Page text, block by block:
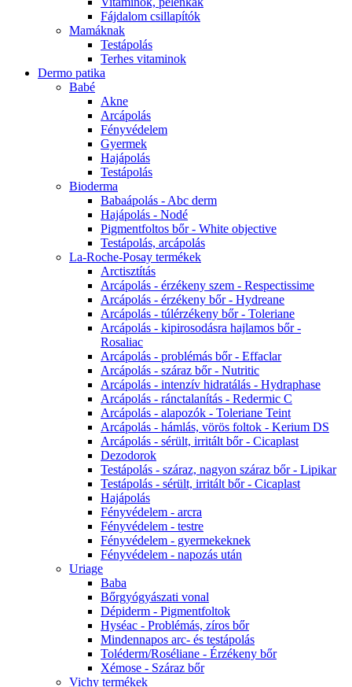
Fájdalom csillapítók
Mamáknak
Testápolás
Terhes vitaminok
Dermo patika
Babé
Akne
Arcápolás
Fényvédelem
Gyermek
Hajápolás
Testápolás
Bioderma
Babaápolás - Abc derm
Hajápolás - Nodé
Pigmentfoltos bőr - White objective
Testápolás, arcápolás
La-Roche-Posay termékek
Arctisztítás
Arcápolás - érzékeny szem - Respectissime
Arcápolás - érzékeny bőr - Hydreane
Arcápolás - túlérzékeny bőr - Toleriane
Arcápolás - kipirosodásra hajlamos bőr -
Rosaliac
Arcápolás - problémás bőr - Effaclar
Arcápolás - száraz bőr - Nutritic
Arcápolás - intenzív hidratálás - Hydraphase
Arcápolás - ránctalanítás - Redermic C
Arcápolás - alapozók - Toleriane Teint
Arcápolás - hámlás, vörös foltok - Kerium DS
Arcápolás - sérült, irritált bőr - Cicaplast
Dezodorok
Testápolás - száraz, nagyon száraz bőr - Lipikar
Testápolás - sérült, irritált bőr - Cicaplast
Hajápolás
Fényvédelem - arcra
Fényvédelem - testre
Fényvédelem - gyermekeknek
Fényvédelem - napozás után
Uriage
Baba
Bőrgyógyászati vonal
Dépiderm - Pigmentfoltok
Hyséac - Problémás, zíros bőr
Mindennapos arc- és testápolás
Toléderm/Roséliane - Érzékeny bőr
Xémose - Száraz bőr
Vichy termékek